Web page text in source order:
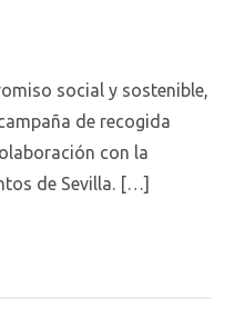
social y sostenible,
de recogida
con la
de Sevilla. […]